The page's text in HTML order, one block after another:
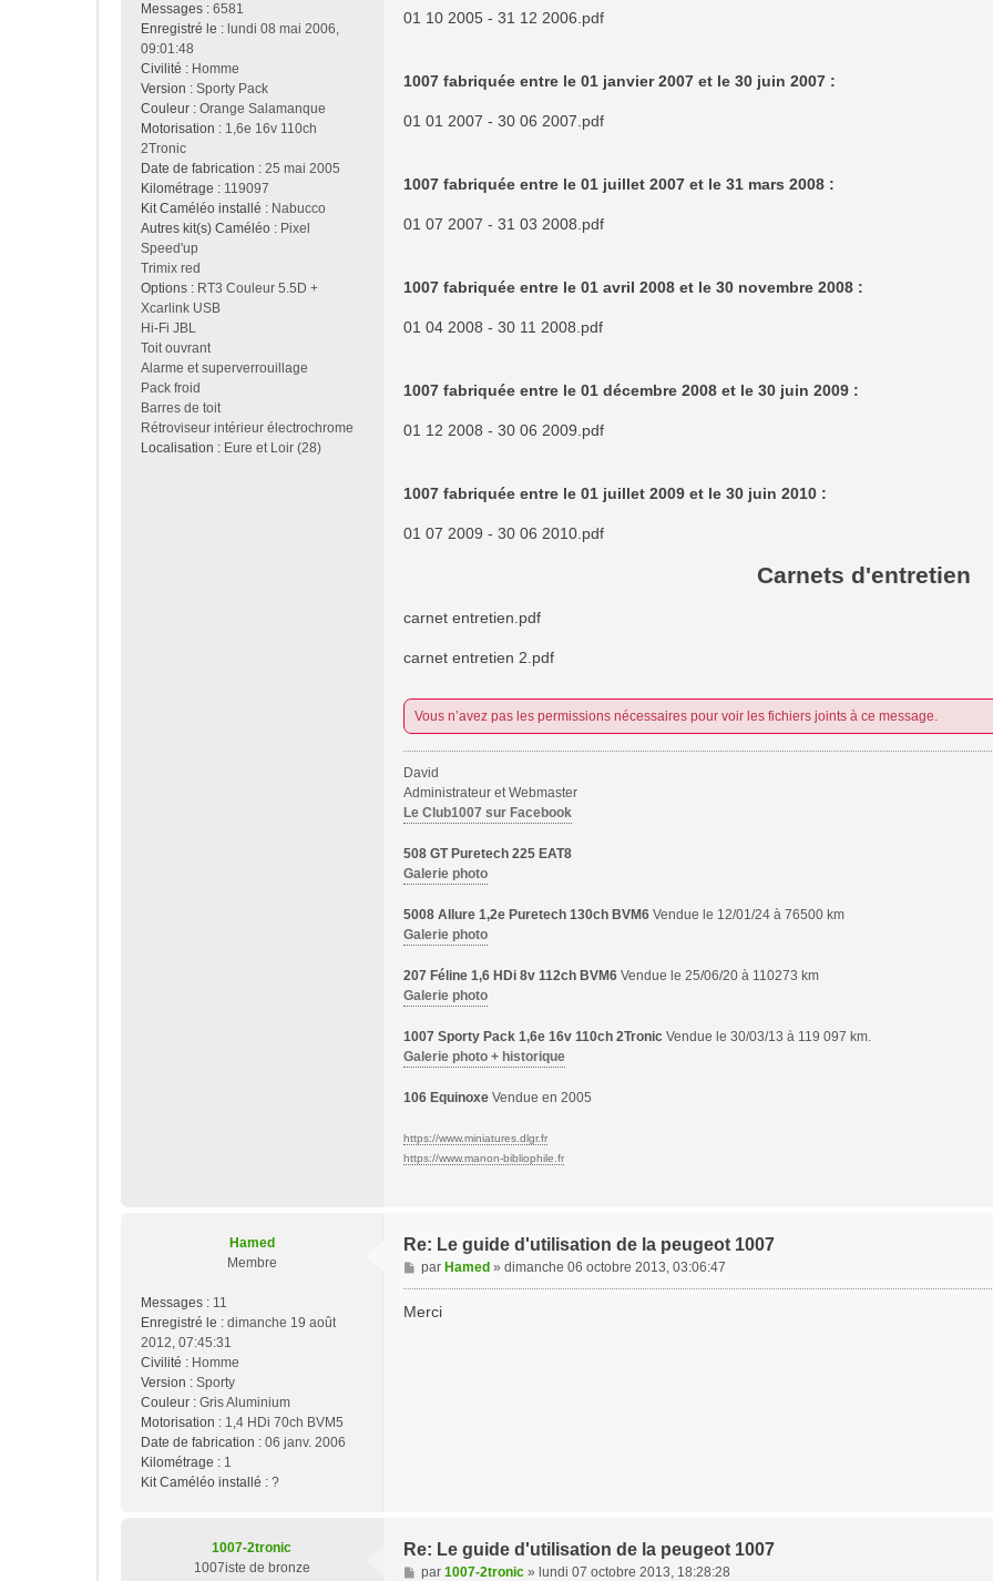
Messages : 6581
Enregistré le : lundi 08 mai 2006,
09:01:48
Civilité : Homme
Version : Sporty Pack
Couleur : Orange Salamanque
Motorisation : 1,6e 16v 110ch
2Tronic
Date de fabrication : 25 mai 2005
Kilométrage : 119097
Kit Caméléo installé : Nabucco
Autres kit(s) Caméléo : Pixel
Speed'up
Trimix red
Options : RT3 Couleur 5.5D +
Xcarlink USB
Hi-Fi JBL
Toit ouvrant
Alarme et superverrouillage
Pack froid
Barres de toit
Rétroviseur intérieur électrochrome
Localisation : Eure et Loir (28)
01 10 2005 - 31 12 2006.pdf
1007 fabriquée entre le 01 janvier 2007 et le 30 juin 2007 :
01 01 2007 - 30 06 2007.pdf
1007 fabriquée entre le 01 juillet 2007 et le 31 mars 2008 :
01 07 2007 - 31 03 2008.pdf
1007 fabriquée entre le 01 avril 2008 et le 30 novembre 2008 :
01 04 2008 - 30 11 2008.pdf
1007 fabriquée entre le 01 décembre 2008 et le 30 juin 2009 :
01 12 2008 - 30 06 2009.pdf
1007 fabriquée entre le 01 juillet 2009 et le 30 juin 2010 :
01 07 2009 - 30 06 2010.pdf
Carnets d'entretien
carnet entretien.pdf
carnet entretien 2.pdf
Vous n’avez pas les permissions nécessaires pour voir les fichiers joints à ce message.
David
Administrateur et Webmaster
Le Club1007 sur Facebook
508 GT Puretech 225 EAT8
Galerie photo
5008 Allure 1,2e Puretech 130ch BVM6 Vendue le 12/01/24 à 76500 km
Galerie photo
207 Féline 1,6 HDi 8v 112ch BVM6 Vendue le 25/06/20 à 110273 km
Galerie photo
1007 Sporty Pack 1,6e 16v 110ch 2Tronic Vendue le 30/03/13 à 119 097 km.
Galerie photo + historique
106 Equinoxe Vendue en 2005
https://www.miniatures.dlgr.fr
https://www.manon-bibliophile.fr
Hamed
Membre
Messages : 11
Enregistré le : dimanche 19 août
2012, 07:45:31
Civilité : Homme
Version : Sporty
Couleur : Gris Aluminium
Motorisation : 1,4 HDi 70ch BVM5
Date de fabrication : 06 janv. 2006
Kilométrage : 1
Kit Caméléo installé : ?
Re: Le guide d'utilisation de la peugeot 1007
M
e
s
par Hamed » dimanche 06 octobre 2013, 03:06:47
Merci
1007-2tronic
1007iste de bronze
Re: Le guide d'utilisation de la peugeot 1007
M
par 1007-2tronic» lundi 07 octobre 2013, 18:28:28